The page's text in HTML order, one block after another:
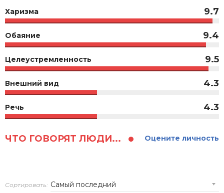
Харизма 9.7
Обаяние 9.4
Целеустремленность 9.5
Внешний вид 4.3
Речь 4.3
ЧТО ГОВОРЯТ ЛЮДИ... Оцените личность
Сортировать: